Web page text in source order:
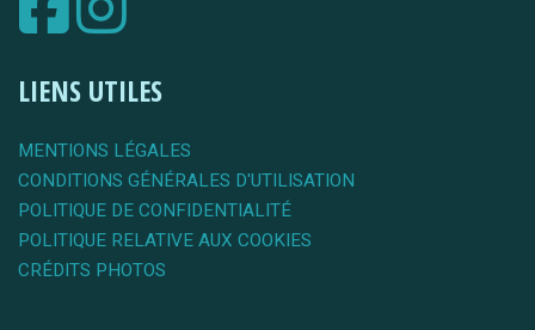
LIENS UTILES
MENTIONS LÉGALES
CONDITIONS GÉNÉRALES D'UTILISATION
POLITIQUE DE CONFIDENTIALITÉ
POLITIQUE RELATIVE AUX COOKIES
CRÉDITS PHOTOS